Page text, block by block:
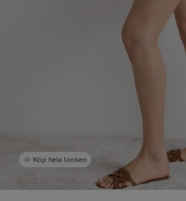
Köp hela looken